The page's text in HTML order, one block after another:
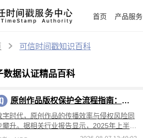
首页 产品服务
可信时间戳知识百科
数据认证精品百科
原创作品版权保护全流程指南：从创作到维权，可信时间戳平台操作详解
字时代，原创作品的传播效率与侵权风险同
攀升。据相关行业报告显示，2025年上半年
内原创作品侵权投诉量较去年同期增长4